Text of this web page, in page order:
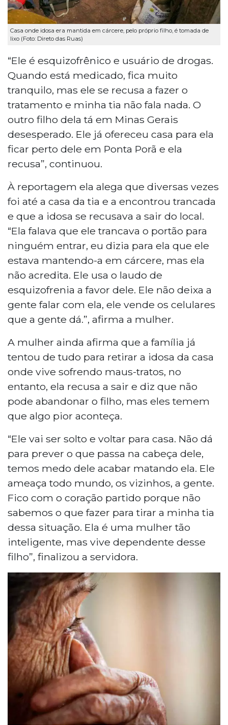
Casa onde idosa era mantida em cárcere, pelo próprio filho, é tomada de
lixo (Foto: Direto das Ruas)
“Ele é esquizofrênico e usuário de drogas.
Quando está medicado, fica muito
tranquilo, mas ele se recusa a fazer o
tratamento e minha tia não fala nada. O
outro filho dela tá em Minas Gerais
desesperado. Ele já ofereceu casa para ela
ficar perto dele em Ponta Porã e ela
recusa”, continuou.
À reportagem ela alega que diversas vezes
foi até a casa da tia e a encontrou trancada
e que a idosa se recusava a sair do local.
“Ela falava que ele trancava o portão para
ninguém entrar, eu dizia para ela que ele
estava mantendo-a em cárcere, mas ela
não acredita. Ele usa o laudo de
esquizofrenia a favor dele. Ele não deixa a
gente falar com ela, ele vende os celulares
que a gente dá.”, afirma a mulher.
A mulher ainda afirma que a família já
tentou de tudo para retirar a idosa da casa
onde vive sofrendo maus-tratos, no
entanto, ela recusa a sair e diz que não
pode abandonar o filho, mas eles temem
que algo pior aconteça.
“Ele vai ser solto e voltar para casa. Não dá
para prever o que passa na cabeça dele,
temos medo dele acabar matando ela. Ele
ameaça todo mundo, os vizinhos, a gente.
Fico com o coração partido porque não
sabemos o que fazer para tirar a minha tia
dessa situação. Ela é uma mulher tão
inteligente, mas vive dependente desse
filho”, finalizou a servidora.